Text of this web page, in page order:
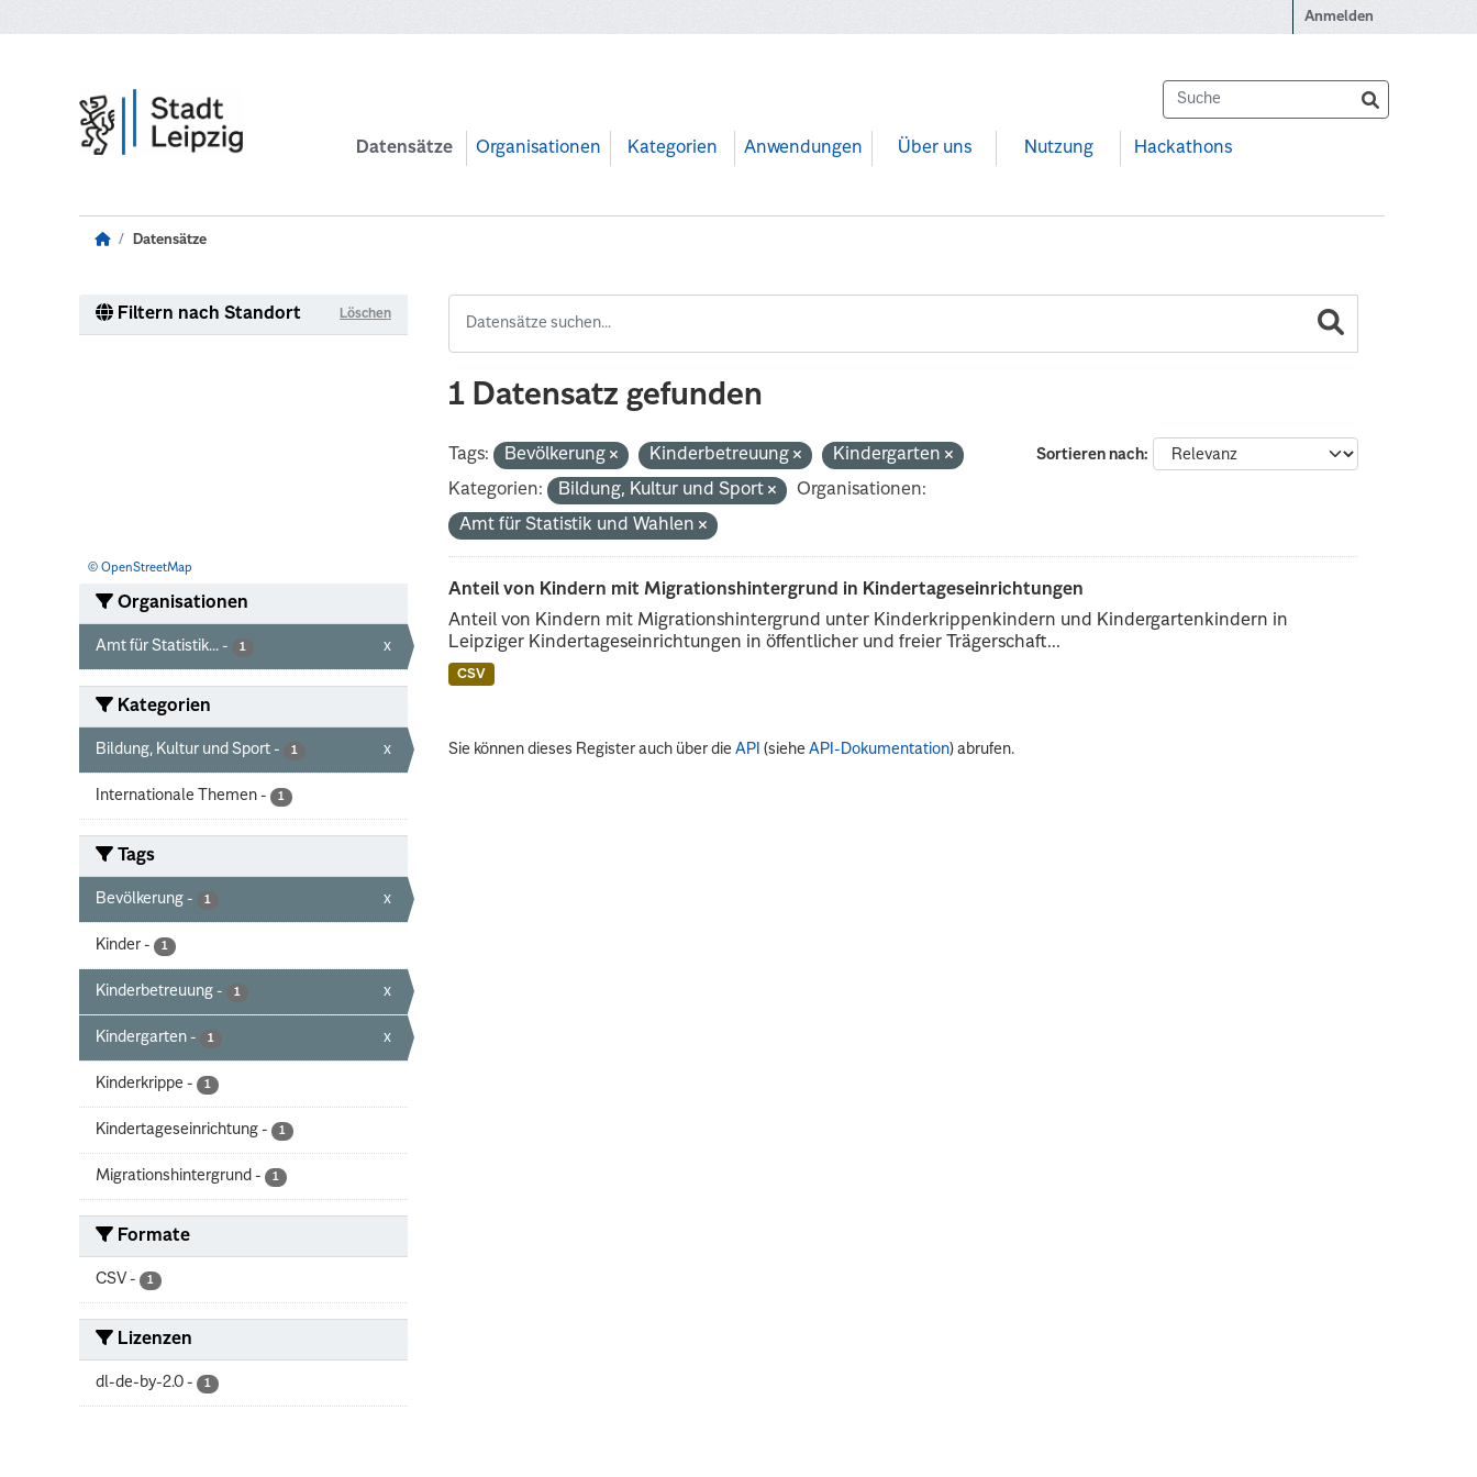
Anmelden
Datensätze Organisationen Kategorien Anwendungen Über uns Nutzung Hackathons
Datensätze
Filtern nach Standort Löschen
© OpenStreetMap
Organisationen
Amt für Statistik... - 1 x
Kategorien
Bildung, Kultur und Sport - 1 x
Internationale Themen - 1
Tags
Bevölkerung - 1 x
Kinder - 1
Kinderbetreuung - 1 x
Kindergarten - 1 x
Kinderkrippe - 1
Kindertageseinrichtung - 1
Migrationshintergrund - 1
Formate
CSV - 1
Lizenzen
dl-de-by-2.0 - 1
1 Datensatz gefunden
Sortieren nach
Tags: Bevölkerung Kinderbetreuung
Kindergarten
Kategorien:
Bildung, Kultur und Sport
Organisationen:
Amt für Statistik und Wahlen
Anteil von Kindern mit Migrationshintergrund in Kindertageseinrichtungen
Anteil von Kindern mit Migrationshintergrund unter Kinderkrippenkindern und Kindergartenkindern in
Leipziger Kindertageseinrichtungen in öffentlicher und freier Trägerschaft...
CSV
Sie können dieses Register auch über dieAPI (sieheAPI-Dokumentation) abrufen.